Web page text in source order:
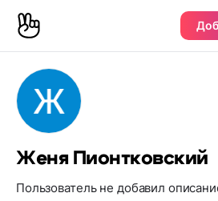
Женя Пионтковский
Пользователь не добавил